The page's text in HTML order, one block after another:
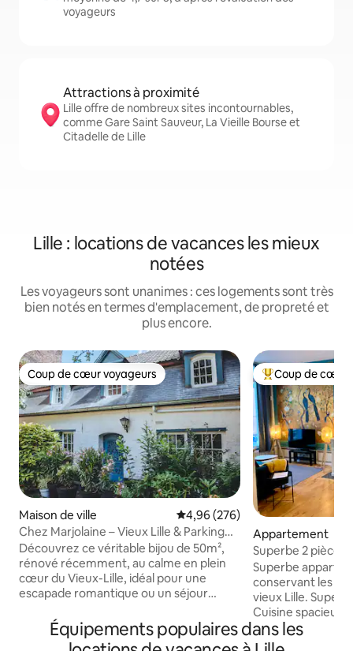
voyageurs
Attractions à proximité
Lille offre de nombreux sites incontournables,
comme Gare Saint Sauveur, La Vieille Bourse et
Citadelle de Lille
Lille : locations de vacances les mieux
notées
Les voyageurs sont unanimes : ces logements sont très
bien notés en termes d'emplacement, de propreté et
plus encore.
Coup de cœur voyageurs
Coup de cœur voyageurs
Maison de ville Évaluation moyenne sur la
4,96 (276)
Chez Marjolaine – Vieux Lille & Parking
inclus
Découvrez ce véritable bijou de 50m²,
rénové récemment, au calme en plein
cœur du Vieux-Lille, idéal pour une
escapade romantique ou un séjour
entièrement indépendant, tout confort,
décoré avec goût, avec parking sécurisé
Coups de cœur
Coup de cœur
Appartement
Superbe 2 pièces
Superbe
conservant les
vieux Lille.
Cuisine
Coin salon avec.
avec couchage
Équipements populaires dans les